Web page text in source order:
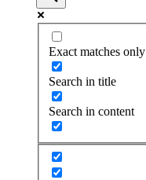
Exact matches only
Search in title
Search in content